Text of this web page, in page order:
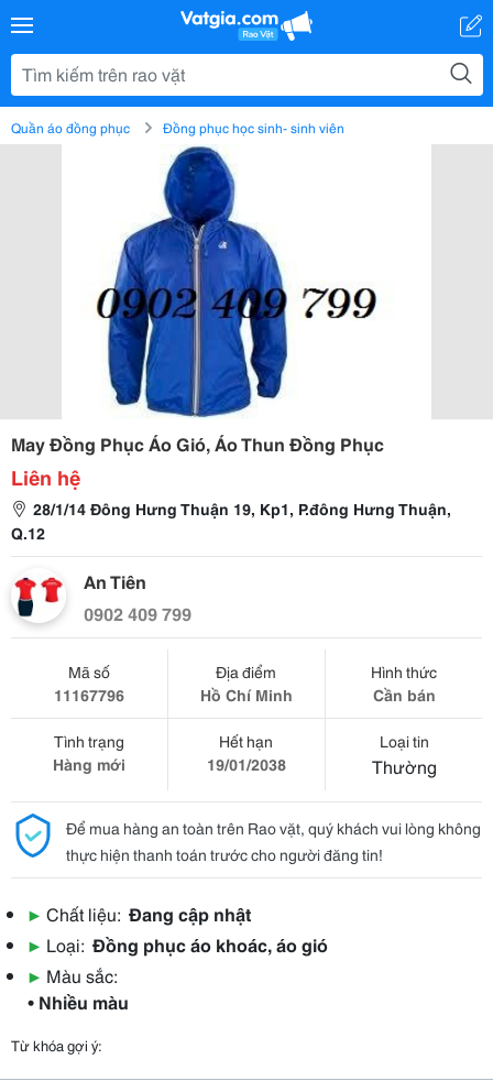
Quần áo đồng phục Đồng phục học sinh- sinh viên
May Đồng Phục Áo Gió, Áo Thun Đồng Phục
Liên hệ
28/1/14 Đông Hưng Thuận 19, Kp1, P.đông Hưng Thuận,
Q.12
An Tiên
0902 409 799
Mã số
11167796
Địa điểm
Hồ Chí Minh
Hình thức
Cần bán
Tình trạng
Hàng mới
Hết hạn
19/01/2038
Loại tin
Thường
Để mua hàng an toàn trên Rao vặt, quý khách vui lòng không
thực hiện thanh toán trước cho người đăng tin!
▶ Chất liệu: Đang cập nhật
▶ Loại: Đồng phục áo khoác, áo gió
▶ Màu sắc:
• Nhiều màu
Từ khóa gợi ý: